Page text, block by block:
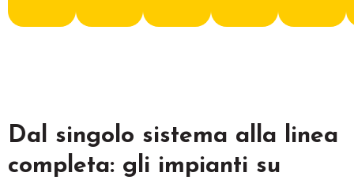
Dal singolo sistema alla linea
completa: gli impianti su